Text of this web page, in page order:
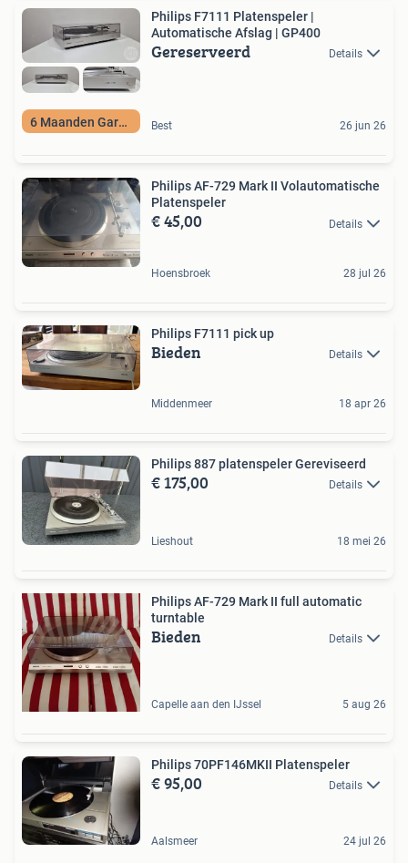
6 Maanden Garantie
Philips F7111 Platenspeler |
Automatische Afslag | GP400
Gereserveerd Details
Best 26 jun 26
Philips AF-729 Mark II Volautomatische
Platenspeler
€ 45,00 Details
Hoensbroek 28 jul 26
Philips F7111 pick up
Bieden Details
Middenmeer 18 apr 26
Philips 887 platenspeler Gereviseerd
€ 175,00 Details
Lieshout 18 mei 26
Philips AF-729 Mark II full automatic
turntable
Bieden Details
Capelle aan den IJssel 5 aug 26
Philips 70PF146MKII Platenspeler
€ 95,00 Details
Aalsmeer 24 jul 26